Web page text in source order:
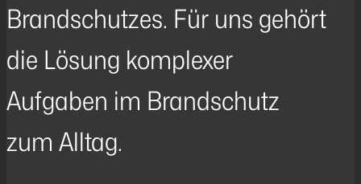
Brandschutzes. Für uns gehört
die Lösung komplexer
Aufgaben im Brandschutz
zum Alltag.